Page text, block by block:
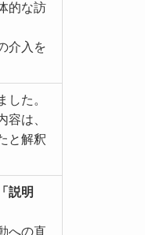
的な訪
介入を
した。
は、
と解釈
「説明
への直